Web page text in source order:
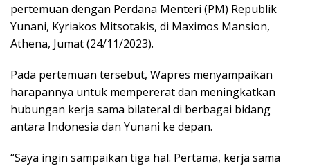
pertemuan dengan Perdana Menteri (PM) Republik
Yunani, Kyriakos Mitsotakis, di Maximos Mansion,
Athena, Jumat (24/11/2023).
Pada pertemuan tersebut, Wapres menyampaikan
harapannya untuk mempererat dan meningkatkan
hubungan kerja sama bilateral di berbagai bidang
antara Indonesia dan Yunani ke depan.
“Saya ingin sampaikan tiga hal. Pertama, kerja sama